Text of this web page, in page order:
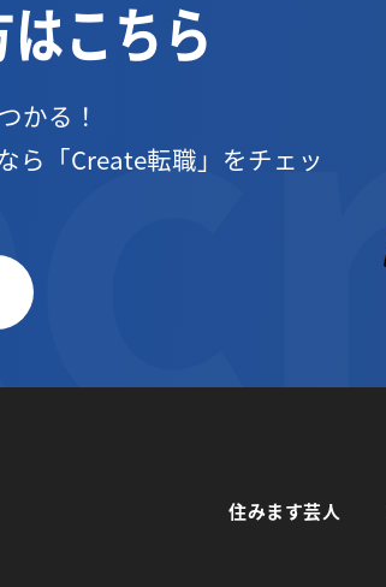
こちら
かる！
ら 「Create転職」をチェッ
住みます芸人